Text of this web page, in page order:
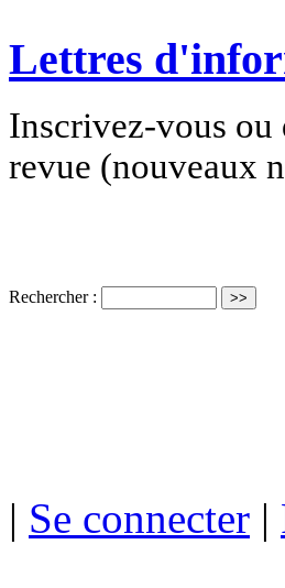
Lettres
Inscrivez-vous ou
revue (nouveaux
Rechercher :
| Se connecter |